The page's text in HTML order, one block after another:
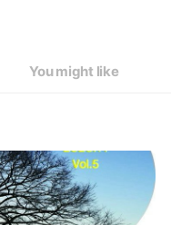
You might like